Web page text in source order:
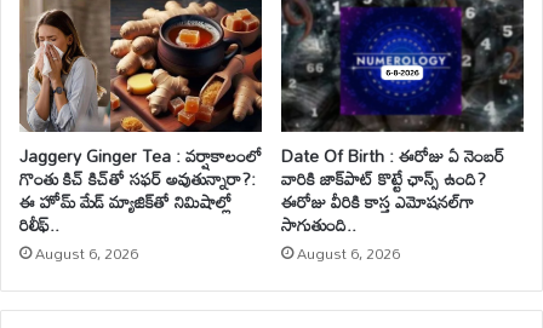
Jaggery Ginger Tea : వర్షాకాలంలో
గొంతు కిచ్ కిచ్‌తో సఫర్ అవుతున్నారా?:
ఈ హోమ్ మేడ్ మ్యాజిక్‌తో నిమిషాల్లో
రిలీఫ్..
August 6, 2026
Date Of Birth : ఈరోజు ఏ నెంబర్
వారికి జాక్‌పాట్ కొట్టే ఛాన్స్ ఉంది?
ఈరోజు వీరికి కాస్త ఎమోషనల్‌గా
సాగుతుంది..
August 6, 2026